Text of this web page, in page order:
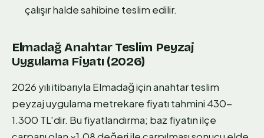
çalışır halde sahibine teslim edilir.
Elmadağ Anahtar Teslim Peyzaj
Uygulama Fiyatı (2026)
2026 yılı itibarıyla Elmadağ için anahtar teslim
peyzaj uygulama metrekare fiyatı tahmini 430-
1.300 TL'dir. Bu fiyatlandırma; baz fiyatın ilçe